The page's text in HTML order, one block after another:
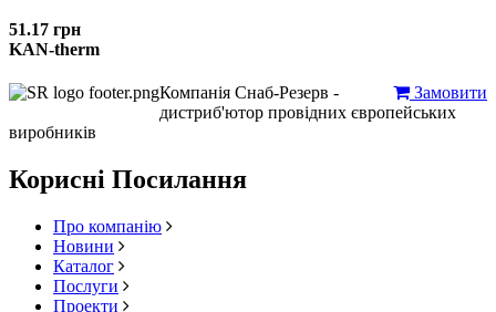
51.17 грн
KAN-therm
Замовити
Компанія Снаб-Резерв -
дистриб'ютор провідних європейських
виробників
Корисні Посилання
Про компанію
Новини
Каталог
Послуги
Проекти